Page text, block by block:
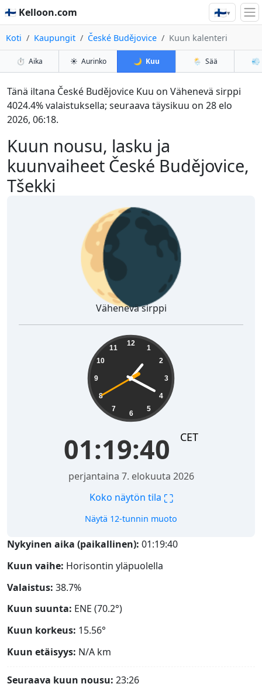
🇫🇮 Kelloon.com 🇫🇮▾
Koti Kaupungit České Budějovice Kuun kalenteri
⏱️ Aika ☀️ Aurinko 🌙 Kuu 🌦️ Sää 💨
Kuun nousu, lasku ja
kuunvaiheet České Budějovice,
Tšekki
Tänä iltana České Budějovice Kuu on Vähenevä sirppi
4024.4% valaistuksella; seuraava täysikuu on 28 elo
2026, 06:18.
🌘
Vähenevä sirppi
12
1
2
3
4
5
6
7
8
9
10
11
01:19:41 CET
perjantaina 7. elokuuta 2026
Koko näytön tila ⛶
Näytä 12-tunnin muoto
Nykyinen aika (paikallinen): 01:19:41
Kuun vaihe: Horisontin yläpuolella
Valaistus: 38.7%
Kuun suunta: ENE (70.2°)
Kuun korkeus: 15.56°
Kuun etäisyys: N/A km
Seuraava kuun nousu: 23:26